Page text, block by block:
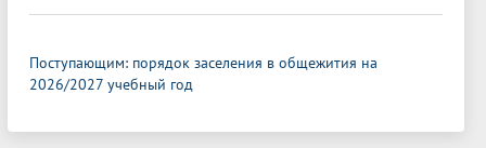
Поступающим: порядок заселения в общежития на
2026/2027 учебный год